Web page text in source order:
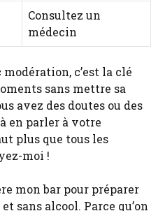
Consultez un
médecin
modération, c’est la clé
sans mettre sa
avez des doutes ou des
en parler à votre
plus que tous les
moi !
mon bar pour préparer
sans alcool. Parce qu’on